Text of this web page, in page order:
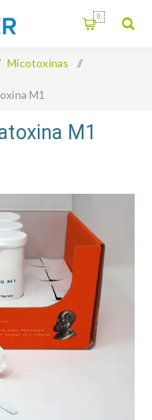
0
Micotoxinas /
M1
M1